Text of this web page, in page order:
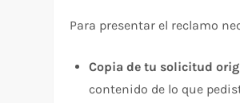
Para presentar el reclamo
Copia de tu solicitud
contenido de lo que